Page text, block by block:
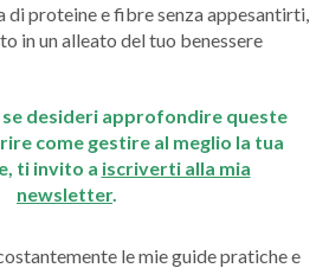
di proteine e fibre senza appesantirti,
in un alleato del tuo benessere
desideri approfondire queste
come gestire al meglio la tua
ti invito a iscriverti alla mia
newsletter.
le mie guide pratiche e